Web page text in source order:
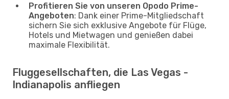
Profitieren Sie von unseren Opodo Prime-
Angeboten: Dank einer Prime-Mitgliedschaft
sichern Sie sich exklusive Angebote für Flüge,
Hotels und Mietwagen und genießen dabei
maximale Flexibilität.
Fluggesellschaften, die Las Vegas -
Indianapolis anfliegen